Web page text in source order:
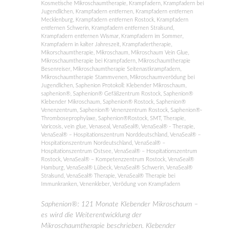
Kosmetische Mikroschaumtherapie, Krampfadern, Krampfadern bei
Jugendlichen, Krampfadern entfernen, Krampfadern entfernen
Mecklenburg, Krampfadern entfernen Rostock, Krampfadern
entfernen Schwerin, Krampfadern entfernen Stralsund ,
Krampfadern entfernen Wismar, Krampfadern im Sommer,
Krampfadern in kalter Jahreszeit, Krampfadertherapie,
Mikorschaumtherapie, Mikroschaum, Mikroschaum Vein Glue,
Mikroschaumtherapie bei Krampfadern, Mikroschaumtherapie
Besenreiser, Mikroschaumtherapie Seitenastkrampfadern,
Mikroschaumtherapie Stammvenen, Mikroschaumverödung bei
Jugendlichen, Saphenion Protokoll: Klebender Mikroschaum,
saphenion®, Saphenion® Gefäßzentrum Rostock, Saphenion®
Klebender Mikroschaum, Saphenion® Rostock, Saphenion®
Venenzentrum, Saphenion® Venenzentrum Rostock, Saphenion®-
Thromboseprophylaxe, Saphenion®Rostock, SMT, Therapie,
Varicosis, vein glue, Venaseal , VenaSeal®, VenaSeal® - Therapie,
VenaSeal® – Hospitationszentrum Norddeutschland , VenaSeal® –
Hospitationszentrum Nordeutschland , VenaSeal® –
Hospitationszentrum Ostsee, VenaSeal® – Hospitationszentrum
Rostock, VenaSeal® – Kompetenzzentrum Rostock, VenaSeal®
Hamburg, VenaSeal® Lübeck, VenaSeal® Schwerin, VenaSeal®
Stralsund , VenaSeal® Therapie, VenaSeal® Therapie bei
Immunkranken, Venenkleber, Verödung von Krampfadern
Saphenion®: 121 Monate Klebender Mikroschaum –
es wird die Weiterentwicklung der
Mikroschaumtherapie beschrieben. Klebender